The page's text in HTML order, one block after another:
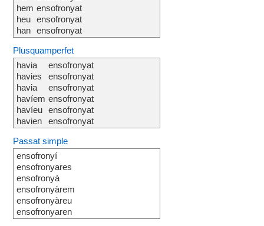
hem
heu
han
ensofronyat
ensofronyat
ensofronyat
Plusquamperfet
havia
havies
havia
havíem
havíeu
havien
ensofronyat
ensofronyat
ensofronyat
ensofronyat
ensofronyat
ensofronyat
Passat simple
ensofronyí
ensofronyares
ensofronyà
ensofronyàrem
ensofronyàreu
ensofronyaren